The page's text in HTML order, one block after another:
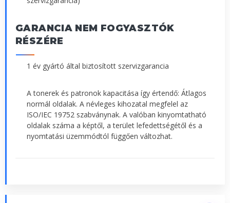
GARANCIA NEM FOGYASZTÓK
RÉSZÉRE
1 év gyártó által biztosított szervizgarancia
A tonerek és patronok kapacitása így értendő: Átlagos
normál oldalak. A névleges kihozatal megfelel az
ISO/IEC 19752 szabványnak. A valóban kinyomtatható
oldalak száma a képtől, a terület lefedettségétől és a
nyomtatási üzemmódtól függően változhat.